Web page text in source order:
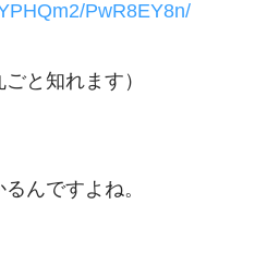
PwR8EY8n/
と知れます）
んですよね。